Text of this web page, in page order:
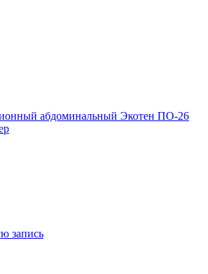
абдоминальный Экотен ПО-26
запись